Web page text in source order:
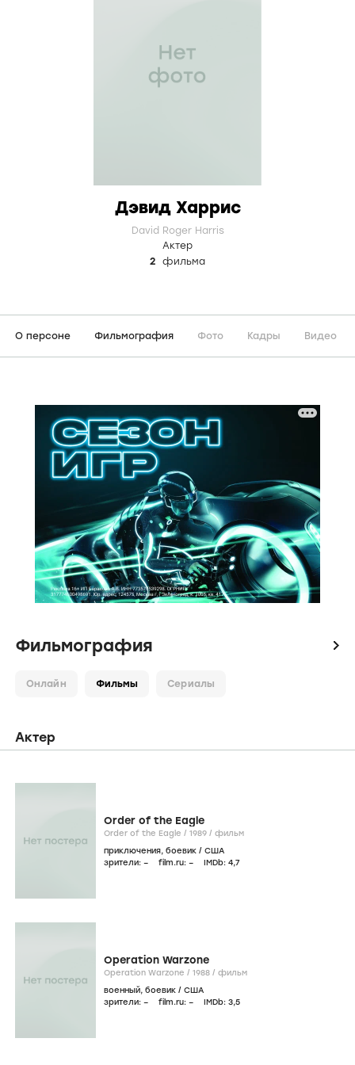
Дэвид Харрис
David Roger Harris
Актер
2
фильма
О персоне Фильмография Фото Кадры Видео
Фильмография icon
Онлайн Фильмы Сериалы
Актер
Order of the Eagle
Order of the Eagle / 1989 / фильм
приключения, боевик / США
зрители: – film.ru: – IMDb: 4,7
Operation Warzone
Operation Warzone / 1988 / фильм
военный, боевик / США
зрители: – film.ru: – IMDb: 3,5